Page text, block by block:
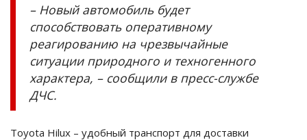
– Новый автомобиль будет
способствовать оперативному
реагированию на чрезвычайные
ситуации природного и техногенного
характера, – сообщили в пресс-службе
ДЧС.
Toyota Hilux – удобный транспорт для доставки